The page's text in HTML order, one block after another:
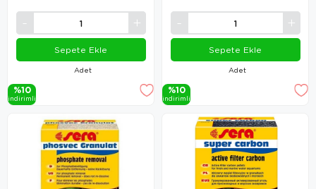
Adet
Sepete Ekle
%10
i̇ndi̇ri̇mli̇
Adet
Sepete Ekle
%10
i̇ndi̇ri̇mli̇